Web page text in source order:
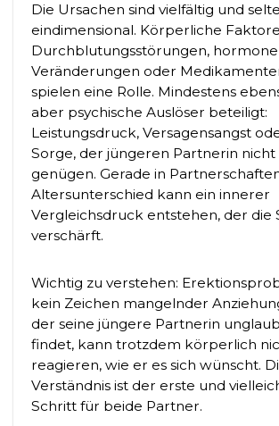
Die Ursachen sind vielfältig und
eindimensional. Körperliche
Durchblutungsstörungen,
Veränderungen oder
spielen eine Rolle. Mindestens
aber psychische Auslöser beteiligt:
Leistungsdruck, Versagensangst
Sorge, der jüngeren Partnerin
genügen. Gerade in
Altersunterschied kann ein innerer
Vergleichsdruck entstehen, der die
verschärft.
Wichtig zu verstehen:
kein Zeichen mangelnder
der seine jüngere Partnerin
findet, kann trotzdem körperlich
reagieren, wie er es sich wünscht.
Verständnis ist der erste und
Schritt für beide Partner.